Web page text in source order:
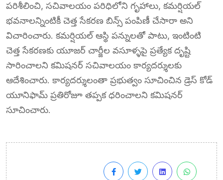
పరిశీలించి, సచివాలయం పరిధిలోని గృహాలు, కమర్షియల్
భవనాలన్నింటికీ చెత్త సేకరణ బిన్స్ పంపిణీ చేసారా అని
విచారించారు. కమర్షియల్ ఆస్థి పన్నులతో పాటు, ఇంటింటి
చెత్త సేకరణకు యూజర్ చార్జీల వసూళ్ళపై ప్రత్యేక దృష్టి
సారించాలని కమిషనర్ సచివాలయం కార్యదర్శులకు
ఆదేశించారు. కార్యదర్శులంతా ప్రభుత్వం సూచించిన డ్రెస్ కోడ్
యూనిఫామ్ ప్రతిరోజూ తప్పక ధరించాలని కమిషనర్
సూచించారు.